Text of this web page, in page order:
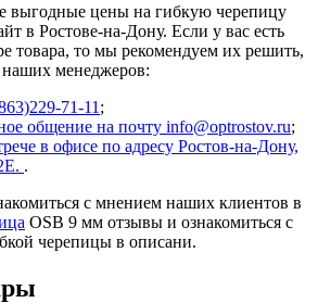
выгодные цены на гибкую черепицу
в Ростове-на-Дону. Если у вас есть
товара, то мы рекомендуем их решить,
менеджеров:
71-11 ;
общение на почту info@optrostov.ru;
в офисе по адресу Ростов-на-Дону,
.
с мнением наших клиентов в
OSB 9 мм отзывы и ознакомиться с
черепицы в описани.